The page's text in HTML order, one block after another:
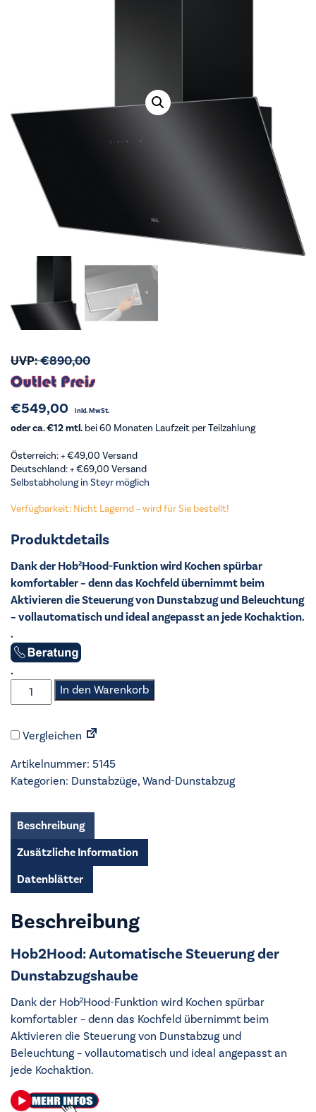
UVP:€890,00
€549,00 inkl. MwSt.
oder ca. €12 mtl. bei 60 Monaten Laufzeit per Teilzahlung
Österreich: +€49,00 Versand
Deutschland: +€69,00 Versand
Selbstabholung in Steyr möglich
Verfügbarkeit: Nicht Lagernd – wird für Sie bestellt!
Produktdetails
Dank der Hob²Hood-Funktion wird Kochen spürbar
komfortabler – denn das Kochfeld übernimmt beim
Aktivieren die Steuerung von Dunstabzug und Beleuchtung
– vollautomatisch und ideal angepasst an jede Kochaktion.
.
.
AEG
-
Dunstabzug
DVK5961HB
Menge
In den Warenkorb
Vergleichen
Artikelnummer: 5145
Kategorien: Dunstabzüge, Wand-Dunstabzug
Beschreibung
Zusätzliche Information
Datenblätter
Beschreibung
Hob2Hood: Automatische Steuerung der
Dunstabzugshaube
Dank der Hob²Hood-Funktion wird Kochen spürbar
komfortabler – denn das Kochfeld übernimmt beim
Aktivieren die Steuerung von Dunstabzug und
Beleuchtung – vollautomatisch und ideal angepasst an
jede Kochaktion.